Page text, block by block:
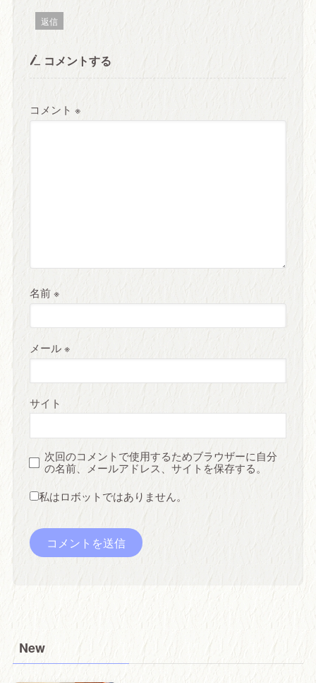
返信
コメントする
コメント※
名前※
メール※
サイト
次回のコメントで使用するためブラウザーに自分
の名前、メールアドレス、サイトを保存する。
私はロボットではありません。
New